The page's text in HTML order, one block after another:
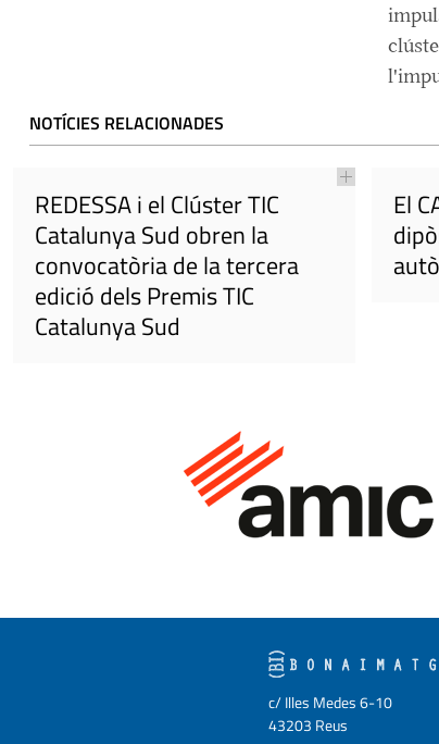
NOTÍCIES RELACIONADES
REDESSA i el Clúster TIC
Catalunya Sud obren la
convocatòria de la tercera
edició dels Premis TIC
Catalunya Sud
El
c/ Illes Medes 6-10
43203 Reus